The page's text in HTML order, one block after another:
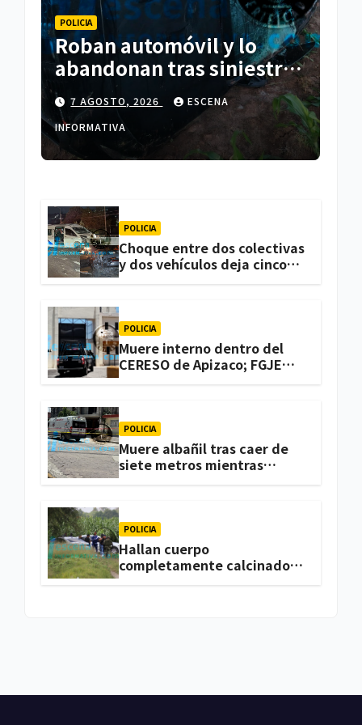
POLICIA
Roban automóvil y lo
abandonan tras siniestro
en Españita
7 AGOSTO, 2026
ESCENA
INFORMATIVA
POLICIA
Choque entre dos colectivas
y dos vehículos deja cinco
POLICIA
Muere interno dentro del
CERESO de Apizaco; FGJE
POLICIA
Muere albañil tras caer de
siete metros mientras
POLICIA
Hallan cuerpo
completamente calcinado